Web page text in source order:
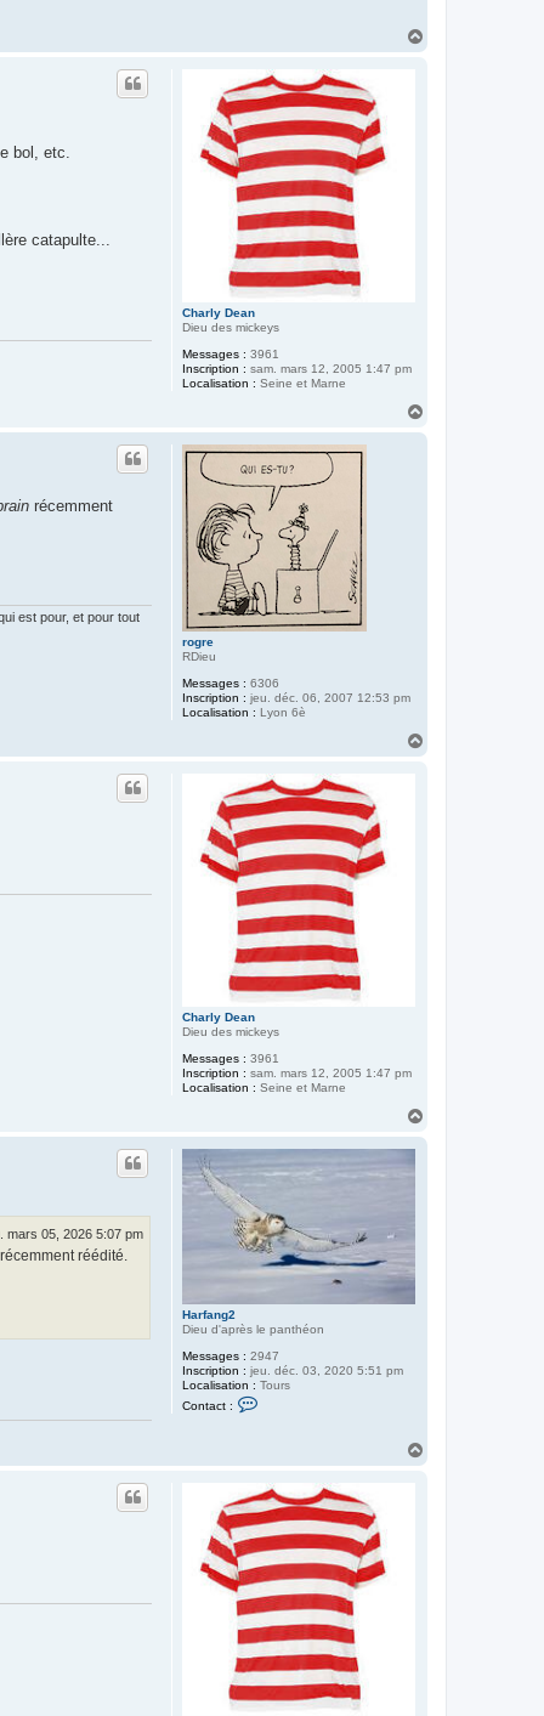
Charly Dean
Dieu des mickeys
Messages : 3961
Inscription : sam. mars 12, 2005 1:47 pm
Localisation : Seine et Marne
bol, etc.
catapulte...
rogre
RDieu
Messages : 6306
Inscription : jeu. déc. 06, 2007 12:53 pm
Localisation : Lyon 6è
récemment
est pour, et pour tout
Charly Dean
Dieu des mickeys
Messages : 3961
Inscription : sam. mars 12, 2005 1:47 pm
Localisation : Seine et Marne
Harfang2
Dieu d'après le panthéon
Messages : 2947
Inscription : jeu. déc. 03, 2020 5:51 pm
Localisation : Tours
Contact :
e
r
H
a
n
g
2
mars 05, 2026 5:07 pm
récemment réédité.